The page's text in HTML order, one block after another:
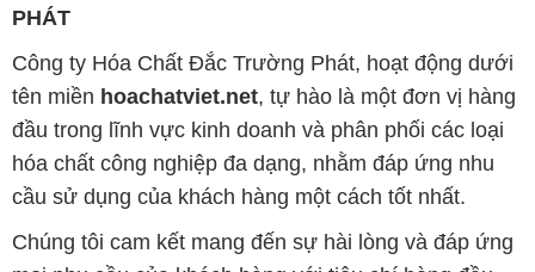
PHÁT
Công ty Hóa Chất Đắc Trường Phát, hoạt động dưới
tên miền hoachatviet.net, tự hào là một đơn vị hàng
đầu trong lĩnh vực kinh doanh và phân phối các loại
hóa chất công nghiệp đa dạng, nhằm đáp ứng nhu
cầu sử dụng của khách hàng một cách tốt nhất.
Chúng tôi cam kết mang đến sự hài lòng và đáp ứng